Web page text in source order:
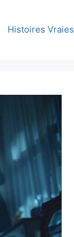
Histoires Vraies